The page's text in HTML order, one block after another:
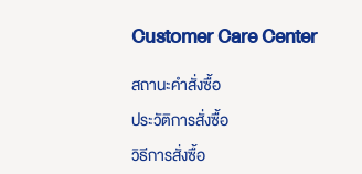
Customer Care Center
สถานะคำสั่งซื้อ
ประวัติการสั่งซื้อ
วิธีการสั่งซื้อ